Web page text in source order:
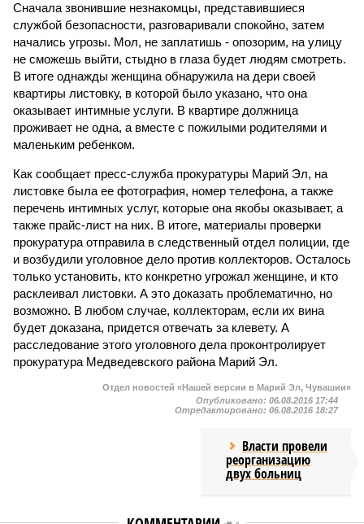
Сначала звонившие незнакомцы, представившиеся
службой безопасности, разговаривали спокойно, затем
начались угрозы. Мол, не заплатишь - опозорим, на улицу
не сможешь выйти, стыдно в глаза будет людям смотреть.
В итоге однажды женщина обнаружила на дери своей
квартиры листовку, в которой было указано, что она
оказывает интимные услуги. В квартире должница
проживает не одна, а вместе с пожилыми родителями и
маленьким ребенком.
Как сообщает пресс-служба прокуратуры Марий Эл, на
листовке была ее фотография, номер телефона, а также
перечень интимных услуг, которые она якобы оказывает, а
также прайс-лист на них. В итоге, материалы проверки
прокуратура отправила в следственный отдел полиции, где
и возбудили уголовное дело против коллекторов. Осталось
только установить, кто конкретно угрожал женщине, и кто
расклеивал листовки. А это доказать проблематично, но
возможно. В любом случае, коллекторам, если их вина
будет доказана, придется отвечать за клевету. А
расследование этого уголовного дела проконтролирует
прокуратура Медведевского района Марий Эл.
Отдел новостей «Нашей версии в Марий Эл, Чувашии»
Опубликовано: 06.08.2016 17:44
Отредактировано: 06.08.2016 18:27
Власти провели
реорганизацию
двух больниц